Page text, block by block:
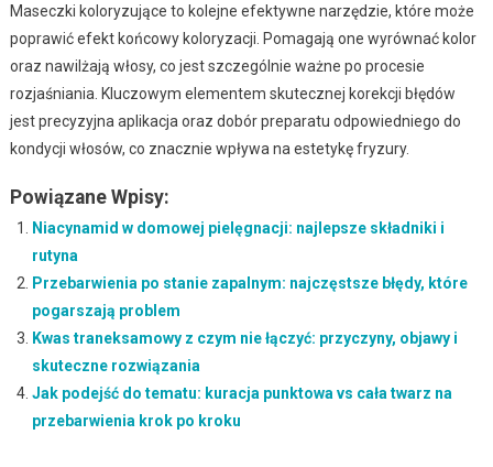
Maseczki koloryzujące to kolejne efektywne narzędzie, które może
poprawić efekt końcowy koloryzacji. Pomagają one wyrównać kolor
oraz nawilżają włosy, co jest szczególnie ważne po procesie
rozjaśniania. Kluczowym elementem skutecznej korekcji błędów
jest precyzyjna aplikacja oraz dobór preparatu odpowiedniego do
kondycji włosów, co znacznie wpływa na estetykę fryzury.
Powiązane Wpisy:
Niacynamid w domowej pielęgnacji: najlepsze składniki i
rutyna
Przebarwienia po stanie zapalnym: najczęstsze błędy, które
pogarszają problem
Kwas traneksamowy z czym nie łączyć: przyczyny, objawy i
skuteczne rozwiązania
Jak podejść do tematu: kuracja punktowa vs cała twarz na
przebarwienia krok po kroku